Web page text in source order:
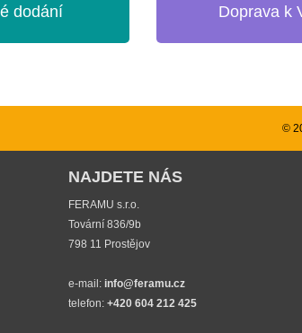
dodání Doprava k
©
NAJDETE NÁS
FERAMU s.r.o.
Tovární 836/9b
798 11 Prostějov
e-mail: info@feramu.cz
telefon: +420 604 212 425